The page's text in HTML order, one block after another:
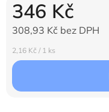
346 Kč
308,93 Kč bez DPH
Měrná cena:
2,16 Kč / 1 ks